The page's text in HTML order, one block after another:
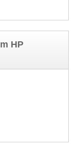
HP